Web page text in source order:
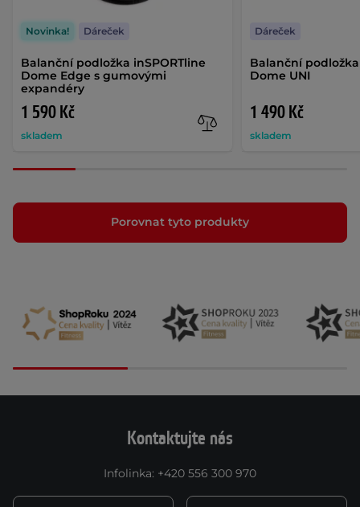
Balanční podložka inSPORTline
Dome Edge s gumovými
expandéry
1 590 Kč
skladem
Novinka! Dáreček
Balanční
Dome UNI
1 490 Kč
skladem
Dáreček
Porovnat tyto produkty
Kontaktujte nás
Infolinka: +420 556 300 970